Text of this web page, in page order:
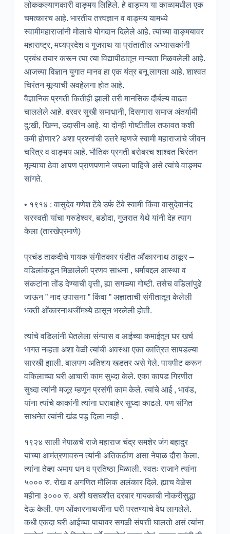
लोककल्याणकारी वाङ्मय लिहिले. हे वाङ्मय या काळामधील एक
चमत्कारच आहे. भारतीय तत्त्वज्ञान व वाङ्मय यामध्ये
स्वामीमहाराजांनी मोलाचे योगदान दिलेले आहे. त्यांच्या वाङ्मयावर
महाराष्ट्र, मध्यप्रदेश व गुजराथ या प्रांतातील अभ्यासकांनी
प्रबंध तयार करून त्या त्या विद्यापीठातून मान्यता मिळवलेली आहे.
आजच्या विज्ञान युगात मानव हा एक यंत्र बनू लागला आहे. शाश्वत
चिरंतन मूल्याची अवहेलना होत आहे.
वैज्ञानिक प्रगती कितीही झाली तरी मानसिक दौर्बल्य वाढत
चाललेले आहे. वरवर सुखी समाधानी, दिसणारा समाज अंतर्यामी
दु:खी, खिन्न, उदासीन आहे. या दोन्ही गोष्टीतील तफावत कशी
कमी होणार? अशा प्रश्नांची उत्तरे म्हणजे स्वामी महाराजांचे जीवन
चरित्र व वाङ्मय आहे. भौतिक प्रगती बरोबरच शाश्वत चिरंतन
मूल्याचा ठेवा आपण प्राणपणाने जपला पाहिजे असे त्यांचे वाङ्मय
सांगते.
• १९१४ : वासुदेव गणेश टेंबे उर्फ टेंबे स्वामी किंवा वासुदेवानंद
सरस्वती यांचा गरुडेश्वर, बडोदा, गुजरात येथे यांनी देह त्याग
केला (तारखेप्रमाणे)
प्रचंड ताकदीचे गायक संगीतकार पंडीत औंकारनाथ ठाकूर –
वडिलांकडून मिळालेली प्रणव साधना , धर्माबद्दल आस्था व
संकटांना तोंड देण्याची वृत्ती, ह्या सगळ्या गोष्टी. तसेच वडिलांपुढे
जाऊन ” नाद उपासना ” किंवा ” अज्ञाताची संगीतातून केलेली
भक्ती ओंकारनाथजींमध्ये ठासून भरलेली होती.
त्यांचे वडिलांनी घेतलेला संन्यास व आईच्या कमाईतून घर खर्च
भागत नव्हता अशा वेळी त्यांची अवस्था एका कात्रित सापडल्या
सारखी झाली. बालपण अतिशय खडतर असे गेले. पायपीट करून
वकिलाच्या घरी आचारी काम सुध्दा केले. एका कापड गिरणीत
सुध्दा त्यांनी मजूर म्हणून प्रसंगी काम केले. त्यांचे आई , भावंड,
यांना त्यांचे काकांनी त्यांना घराबाहेर सुध्दा काढले. पण संगित
साधनेत त्यांनी खंड पडू दिला नाही .
१९२४ साली नेपाळचे राजे महाराज चंद्र समशेर जंग बहादुर
यांच्या आमंत्रणावरुन त्यांनी अतिकठीण असा नेपाळ दौरा केला.
त्यांना तेव्हा अमाप धन व प्रतिष्ठा मि़ळाली. स्वतः राजाने त्यांना
५००० रु. रोख व अगणित मौलिक अलंकार दिले. ह्याच वेळेस
महीना ३००० रु. अशी घसघशीत दरबार गायकाची नोकरीसुद्धा
देऊ केली. पण ओंकारनाथजींना घरी परतण्याचे वेध लागलेले.
कधी एकदा घरी आईच्या पायावर सगळी संपत्ती घालतो असं त्यांना